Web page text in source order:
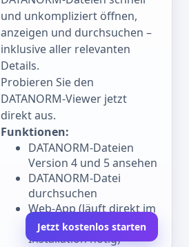
und unkompliziert öffnen,
anzeigen und durchsuchen –
inklusive aller relevanten
Details.
Probieren Sie den
DATANORM-Viewer jetzt
direkt aus.
Funktionen:
DATANORM-Dateien
Version 4 und 5 ansehen
DATANORM-Datei
durchsuchen
Web-App (läuft direkt im
Browser, keine
Installation nötig)
Jetzt kostenlos starten